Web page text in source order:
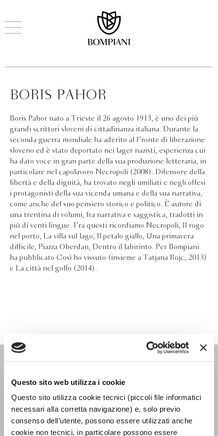
Questo sito web utilizza i cookie
Questo sito utilizza cookie tecnici (piccoli file informatici
necessari alla corretta navigazione) e, solo previo
consenso dell’utente, possono essere utilizzati anche
cookie non tecnici, in particolare possono essere
BORIS PAHOR
Boris Pahor nato a Trieste il 26 agosto 1913, è uno dei più
grandi scrittori sloveni di cittadinanza italiana. Durante la
seconda guerra mondiale ha aderito al Fronte di liberazione
sloveno ed è stato deportato nei lager nazisti, esperienza cui
ha dato voce in gran parte della sua produzione letteraria, in
particolare nel capolavoro Necropoli (2008). Difensore della
libertà e della dignità, ha trovato negli umiliati e negli offesi
i protagonisti della sua vicenda umana e della sua narrativa,
come anche del suo pensiero storico e politico. È autore di
una trentina di volumi, fra narrativa e saggistica, tradotti in
più di venti lingue. Fra questi ricordiamo Necropoli, Il rogo
nel porto, La villa sul lago, Il petalo giallo, Una primavera
difficile, Piazza Oberdan, Dentro il labirinto. Per Bompiani
ha pubblicato Così ho vissuto (insieme a Tatjana Rojc, 2013)
e La città nel golfo (2014).